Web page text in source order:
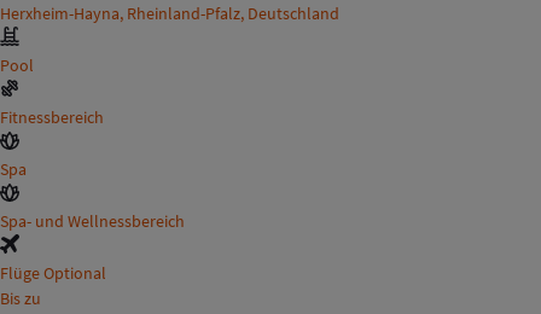
Herxheim-Hayna, Rheinland-Pfalz, Deutschland
Pool
Fitnessbereich
Spa
Spa- und Wellnessbereich
Flüge Optional
Bis zu